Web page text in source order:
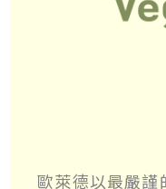
歐萊德以最嚴謹